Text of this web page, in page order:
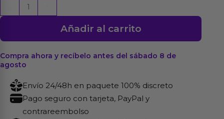
Bondage
Piezas
Negro
cantidad
Añadir al carrito
Compra ahora y recíbelo antes del sábado 8 de
agosto
Envío 24/48h en paquete 100% discreto
Pago seguro con tarjeta, PayPal y
contrareembolso